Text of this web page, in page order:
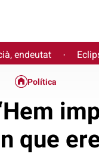
endeutat ·
Política
que